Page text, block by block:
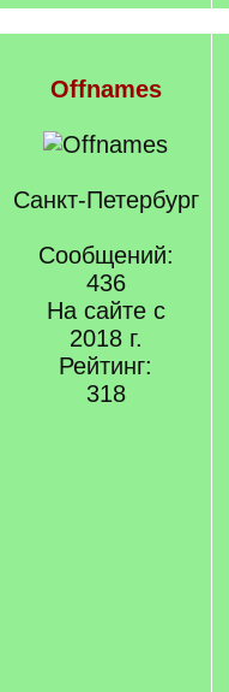
Offnames
Санкт-Петербург
Сообщений:
436
На сайте с
2018 г.
Рейтинг:
318